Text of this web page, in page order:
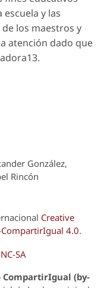
y las
los maestros y
atención dado que
González,
Rincón
Creative
4.0.
CompartirIgual (by-